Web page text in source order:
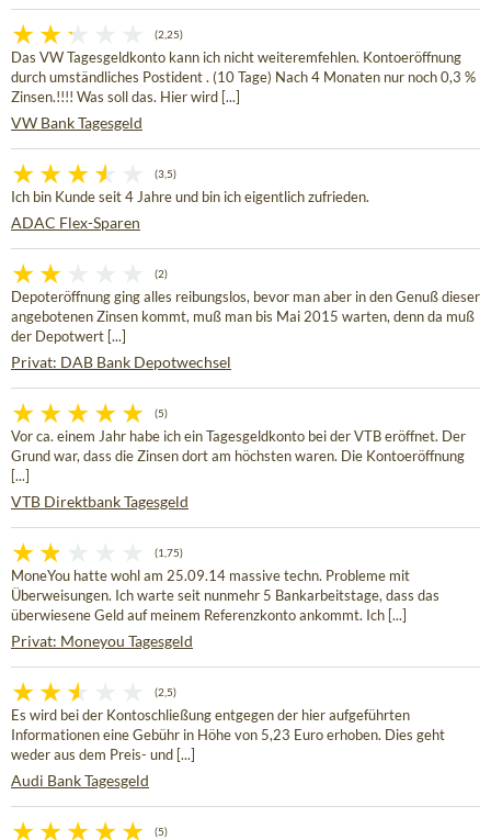
(2,25)
Das VW Tagesgeldkonto kann ich nicht weiteremfehlen. Kontoeröffnung
durch umständliches Postident . (10 Tage) Nach 4 Monaten nur noch 0,3 %
Zinsen.!!!! Was soll das. Hier wird [...]
VW Bank Tagesgeld
(3,5)
Ich bin Kunde seit 4 Jahre und bin ich eigentlich zufrieden.
ADAC Flex-Sparen
(2)
Depoteröffnung ging alles reibungslos, bevor man aber in den Genuß dieser
angebotenen Zinsen kommt, muß man bis Mai 2015 warten, denn da muß
der Depotwert [...]
Privat: DAB Bank Depotwechsel
(5)
Vor ca. einem Jahr habe ich ein Tagesgeldkonto bei der VTB eröffnet. Der
Grund war, dass die Zinsen dort am höchsten waren. Die Kontoeröffnung
[...]
VTB Direktbank Tagesgeld
(1,75)
MoneYou hatte wohl am 25.09.14 massive techn. Probleme mit
Überweisungen. Ich warte seit nunmehr 5 Bankarbeitstage, dass das
überwiesene Geld auf meinem Referenzkonto ankommt. Ich [...]
Privat: Moneyou Tagesgeld
(2,5)
Es wird bei der Kontoschließung entgegen der hier aufgeführten
Informationen eine Gebühr in Höhe von 5,23 Euro erhoben. Dies geht
weder aus dem Preis- und [...]
Audi Bank Tagesgeld
(5)